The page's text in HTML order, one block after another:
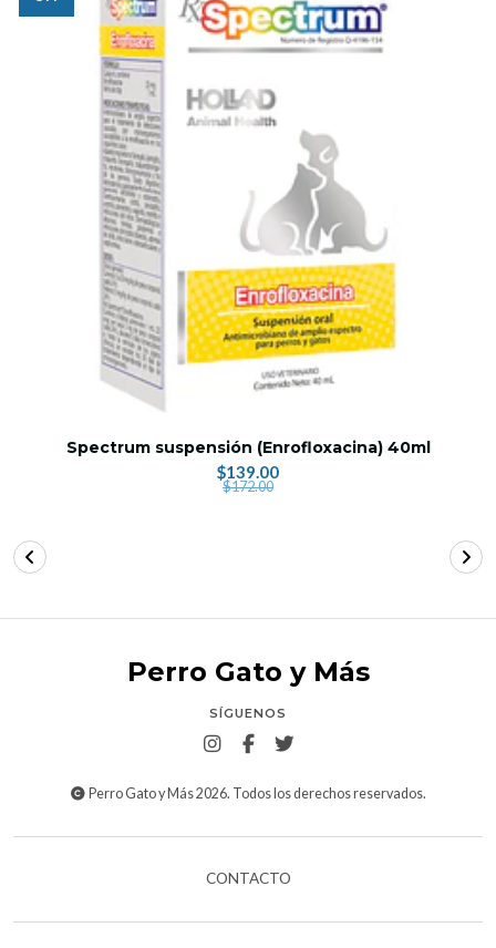
Spectrum suspensión (Enrofloxacina) 40ml
$139.00
$172.00
Perro Gato y Más
SÍGUENOS
Perro Gato y Más 2026. Todos los derechos reservados.
CONTACTO